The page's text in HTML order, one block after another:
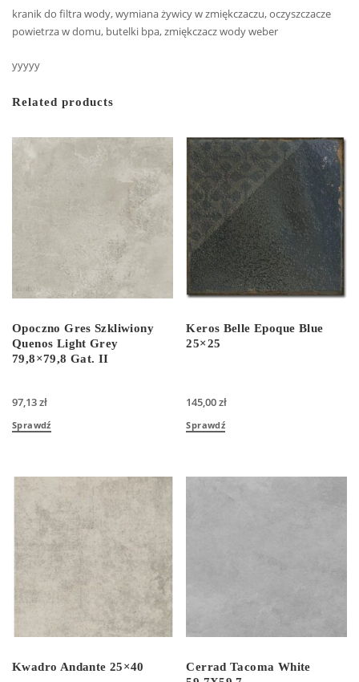
kranik do filtra wody, wymiana żywicy w zmiękczaczu, oczyszczacze
powietrza w domu, butelki bpa, zmiękczacz wody weber
yyyyy
Related products
Opoczno Gres Szkliwiony
Quenos Light Grey
79,8×79,8 Gat. II
97,13zł
Sprawdź
Keros Belle Epoque Blue
25×25
145,00zł
Sprawdź
Kwadro Andante 25×40
Cerrad Tacoma White